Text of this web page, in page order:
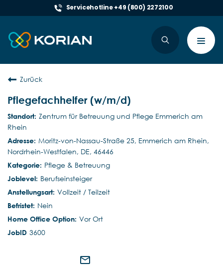
Servicehotline +49 (800) 2272100
Zurück
Pflegefachhelfer (w/m/d)
Zentrum für Betreuung und Pflege Emmerich am
Rhein
Moritz-von-Nassau-Straße 25, Emmerich am Rhein,
Nordrhein-Westfalen, DE, 46446
Pflege & Betreuung
Berufseinsteiger
Vollzeit / Teilzeit
Nein
Vor Ort
3600
mail_outline